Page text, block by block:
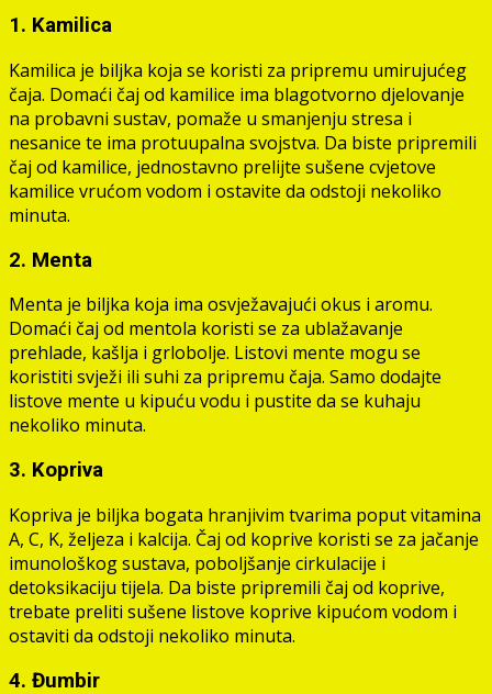
1. Kamilica
Kamilica je biljka koja se koristi za pripremu umirujućeg
čaja. Domaći čaj od kamilice ima blagotvorno djelovanje
na probavni sustav, pomaže u smanjenju stresa i
nesanice te ima protuupalna svojstva. Da biste pripremili
čaj od kamilice, jednostavno prelijte sušene cvjetove
kamilice vrućom vodom i ostavite da odstoji nekoliko
minuta.
2. Menta
Menta je biljka koja ima osvježavajući okus i aromu.
Domaći čaj od mentola koristi se za ublažavanje
prehlade, kašlja i grlobolje. Listovi mente mogu se
koristiti svježi ili suhi za pripremu čaja. Samo dodajte
listove mente u kipuću vodu i pustite da se kuhaju
nekoliko minuta.
3. Kopriva
Kopriva je biljka bogata hranjivim tvarima poput vitamina
A, C, K, željeza i kalcija. Čaj od koprive koristi se za jačanje
imunološkog sustava, poboljšanje cirkulacije i
detoksikaciju tijela. Da biste pripremili čaj od koprive,
trebate preliti sušene listove koprive kipućom vodom i
ostaviti da odstoji nekoliko minuta.
4. Đumbir